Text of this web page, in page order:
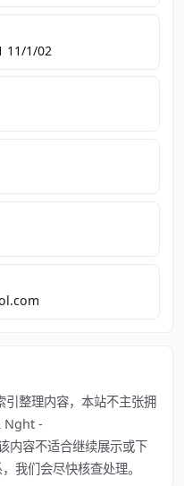
11/1/02
整理内容，本站不主张拥
Nght -
内容不适合继续展示或下
我们会尽快核查处理。